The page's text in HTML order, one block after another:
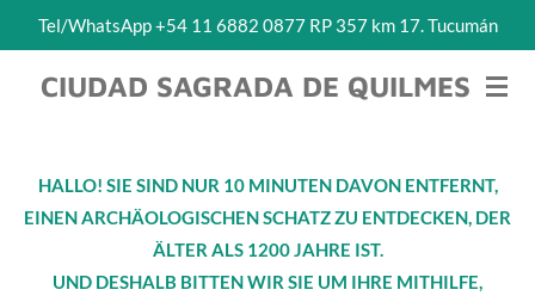
contenido
CIUDAD SAGRADA DE QUILMES
Tel/WhatsApp +54 11 6882 0877 RP 357 km 17. Tucumán
HALLO! SIE SIND NUR 10 MINUTEN DAVON ENTFERNT,
EINEN ARCHÄOLOGISCHEN SCHATZ ZU ENTDECKEN, DER
ÄLTER ALS 1200 JAHRE IST.
UND DESHALB BITTEN WIR SIE UM IHRE MITHILFE,